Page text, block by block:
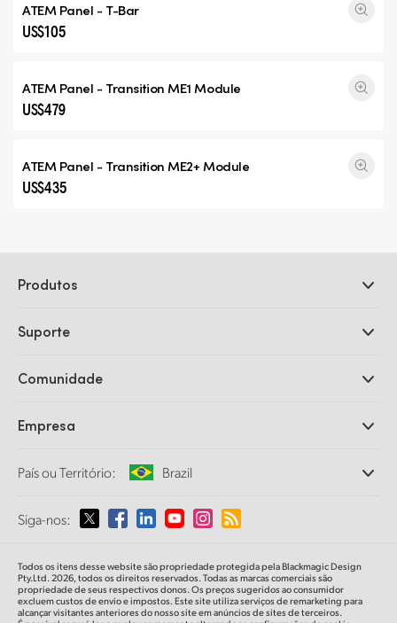
ATEM Panel - T-Bar
US$105
ATEM Panel - Transition ME1Module
US$479
ATEM Panel - Transition ME2+ Module
US$435
Produtos
DaVinci Resolve e Fusion
Ultimatte
Captura e Reprodução
Conversão de Padrões
Monitoramento
Armazenamento em Rede
Roteamento e Distribuição
Streaming e Codificação
Suporte
Central de Suporte Técnico
Comunidade
Empresa
Sobre a Blackmagic Design
Imprensa
País ou Território: Brazil
Selecione seu país ou território
Australia
Siga-nos:
Todos os itens desse website são propriedade protegida pela Blackmagic Design
Pty.Ltd. 2026, todos os direitos reservados. Todas as marcas comerciais são
propriedade de seus respectivos donos. Os preços sugeridos ao consumidor
excluem custos de envio e impostos. Este site utiliza serviços de remarketing para
alcançar visitantes anteriores do nosso site em anúncios de sites de terceiros.